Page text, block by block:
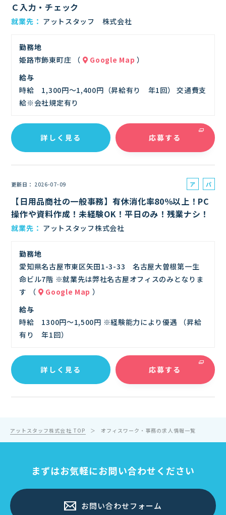
Ｃ入力・チェック
就業先 アットスタッフ 株式会社
勤務地
姫路市飾東町庄 （
Google Map ）
給与
時給 1,300円～1,400円（昇給有り 年1回） 交通費支
給※会社規定有り
詳しく見る 応募する
更新日 2026-07-09
ア
バ
イ
パ
ト
【日用品商社の一般事務】有休消化率80％以上！PC
操作や資料作成！未経験OK！平日のみ！残業ナシ！
就業先 アットスタッフ株式会社
勤務地
愛知県名古屋市東区矢田1-3-33 名古屋大曽根第一生
命ビル7階 ※就業先は弊社名古屋オフィスのみとなりま
す （
Google Map ）
給与
時給 1300円～1,500円 ※経験能力により優遇 （昇給
有り 年1回）
詳しく見る 応募する
アットスタッフ株式会社 TOP オフィスワーク・事務の求人情報一覧
まずはお気軽にお問い合わせください
お問い合わせフォーム